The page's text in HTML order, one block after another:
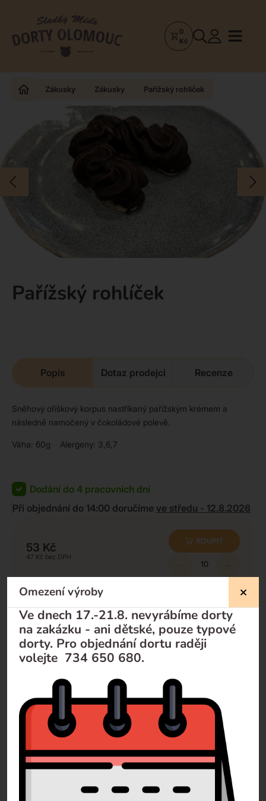
Dorty
Zakázkové
0
Kč
Zákusky Zákusky Pařížský rohlíček
Pařížský rohlíček
Popis Dotaz prodejci Recenze
Sněhový oříškový korpus nastříkaný pařížským krémem a
následně namočený v čokoládové polevě.
Váha: 60g Alergeny: 3,6,7
Dodání do 4 pracovních dní
Při objednání do 14:00 doručíme ve středu - 12.8.2026
53 Kč
47 Kč
KOUPIT
Nevíte si rady?
Pomůžeme Vám
Volejte
+420 732 729 300
Pište
info@dorty-olomouc.cz
Omezení výroby
Ve dnech 17.-21.8. nevyrábíme dorty
na zakázku - ani dětské, pouze typové
dorty. Pro objednání dortu raději
volejte 734 650 680.